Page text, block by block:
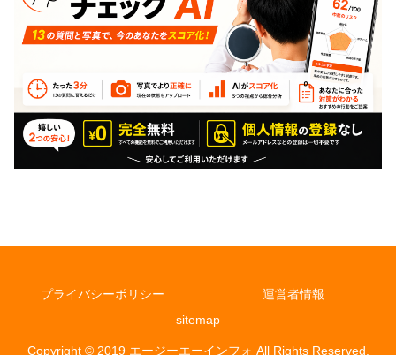
プライバシーポリシー
運営者情報
sitemap
Copyright © 2019 エージーエーインフォ All Rights Reserved.